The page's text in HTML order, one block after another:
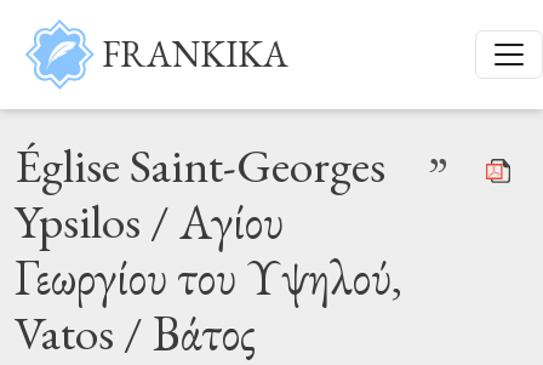
Skip to main content
FRANKIKA
Église Saint-Georges
Ypsilos / Αγίου
Γεωργίου του Υψηλού,
Vatos / Βάτος
”